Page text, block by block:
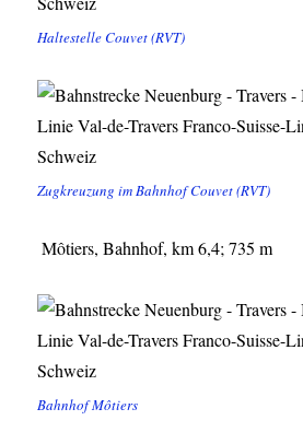
Haltestelle Couvet (RVT)
Zugkreuzung im Bahnhof Couvet (RVT)
Môtiers, Bahnhof, km 6,4; 735 m
Bahnhof Môtiers